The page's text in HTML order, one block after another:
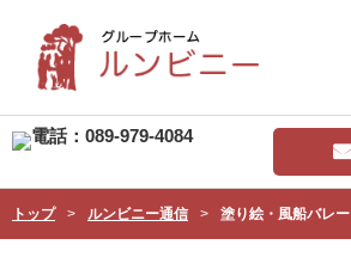
トップ ルンビニー通信 塗り絵・風船バレー